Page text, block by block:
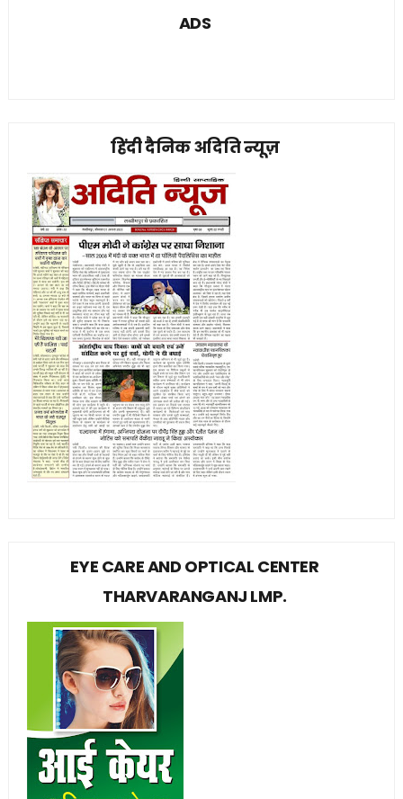
ADS
हिंदी दैनिक अदिति न्यूज़
EYE CARE AND OPTICAL CENTER
THARVARANGANJ LMP.